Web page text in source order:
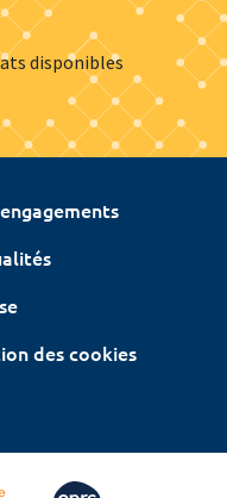
disponibles
des cookies